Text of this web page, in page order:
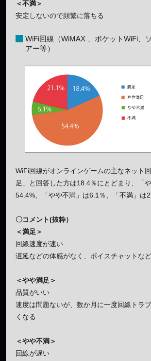
＜不満＞
安定しないので頻繁に落ちる
WiFi回線（WiMAX 、ポケットWiFi、
アー等）
WiFi回線がオンラインゲームの主なネット
足」と回答した方は18.4％にとどまり、「
54.4%、「やや不満」は6.1％、「不満」は
〇コメント(抜粋）
＜満足＞
回線速度が速い
遅延などの体感がなく、ボイスチャットな
＜やや満足＞
品質がいい
速度は問題ないが、数か月に一度回線トラ
くなる
＜やや不満＞
回線が遅い